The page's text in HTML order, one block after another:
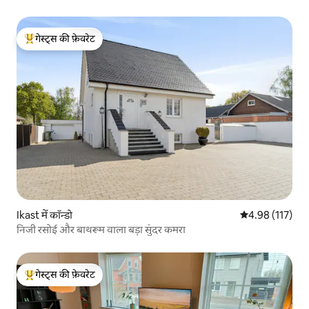
गेस्ट्स का टॉप फ़ेवरेट
गेस्ट्स की फ़ेवरेट
Ikast में कॉन्डो औसत रेटिंग 5 में से
4.98 (117)
निजी रसोई और बाथरूम वाला बड़ा सुंदर कमरा
गेस्ट्स का टॉप फ़ेवरेट
गेस्ट्स की फ़ेवरेट